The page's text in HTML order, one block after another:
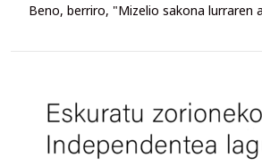
Beno, berriro, "Mizelio sakona lurraren